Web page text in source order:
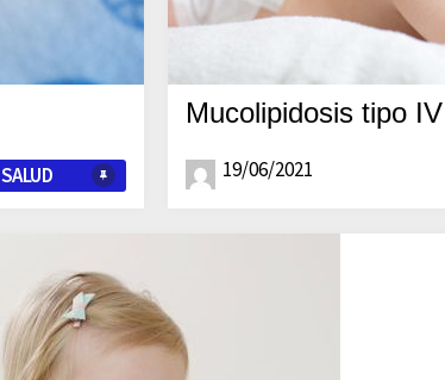
SALUD
Mucolipidosis tipo IV
19/06/2021